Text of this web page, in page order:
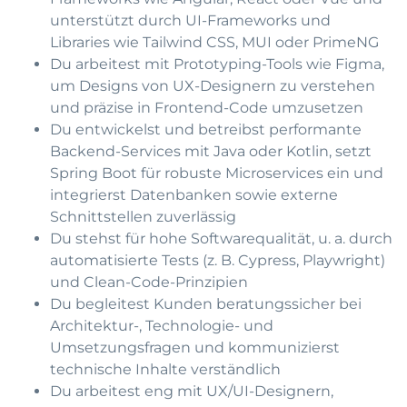
unterstützt durch UI-Frameworks und
Libraries wie Tailwind CSS, MUI oder PrimeNG
Du arbeitest mit Prototyping-Tools wie Figma,
um Designs von UX-Designern zu verstehen
und präzise in Frontend-Code umzusetzen
Du entwickelst und betreibst performante
Backend-Services mit Java oder Kotlin, setzt
Spring Boot für robuste Microservices ein und
integrierst Datenbanken sowie externe
Schnittstellen zuverlässig
Du stehst für hohe Softwarequalität, u. a. durch
automatisierte Tests (z. B. Cypress, Playwright)
und Clean-Code-Prinzipien
Du begleitest Kunden beratungssicher bei
Architektur-, Technologie- und
Umsetzungsfragen und kommunizierst
technische Inhalte verständlich
Du arbeitest eng mit UX/UI-Designern,